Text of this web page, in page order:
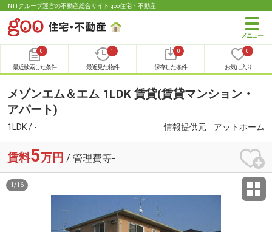
NTTグループ運営の不動産総合サイト goo住宅・不動産
0
最近検索した条件
1
最近見た物件
0
保存した条件
0
お気に入り
メゾンエム＆エム 1LDK 賃貸(賃貸マンション・
アパート)
1LDK / - 情報提供元 アットホーム
賃料5万円 / 管理費等-
1 /16